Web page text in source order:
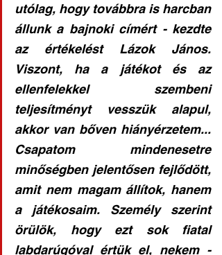
utólag, hogy továbbra is harcban
állunk a bajnoki címért - kezdte
az értékelést Lázok János.
Viszont, ha a játékot és az
ellenfelekkel szembeni
teljesítményt vesszük alapul,
akkor van bőven hiányérzetem...
Csapatom mindenesetre
minőségben jelentősen fejlődött,
amit nem magam állítok, hanem
a játékosaim. Személy szerint
örülök, hogy ezt sok fiatal
labdarúgóval értük el, nekem -